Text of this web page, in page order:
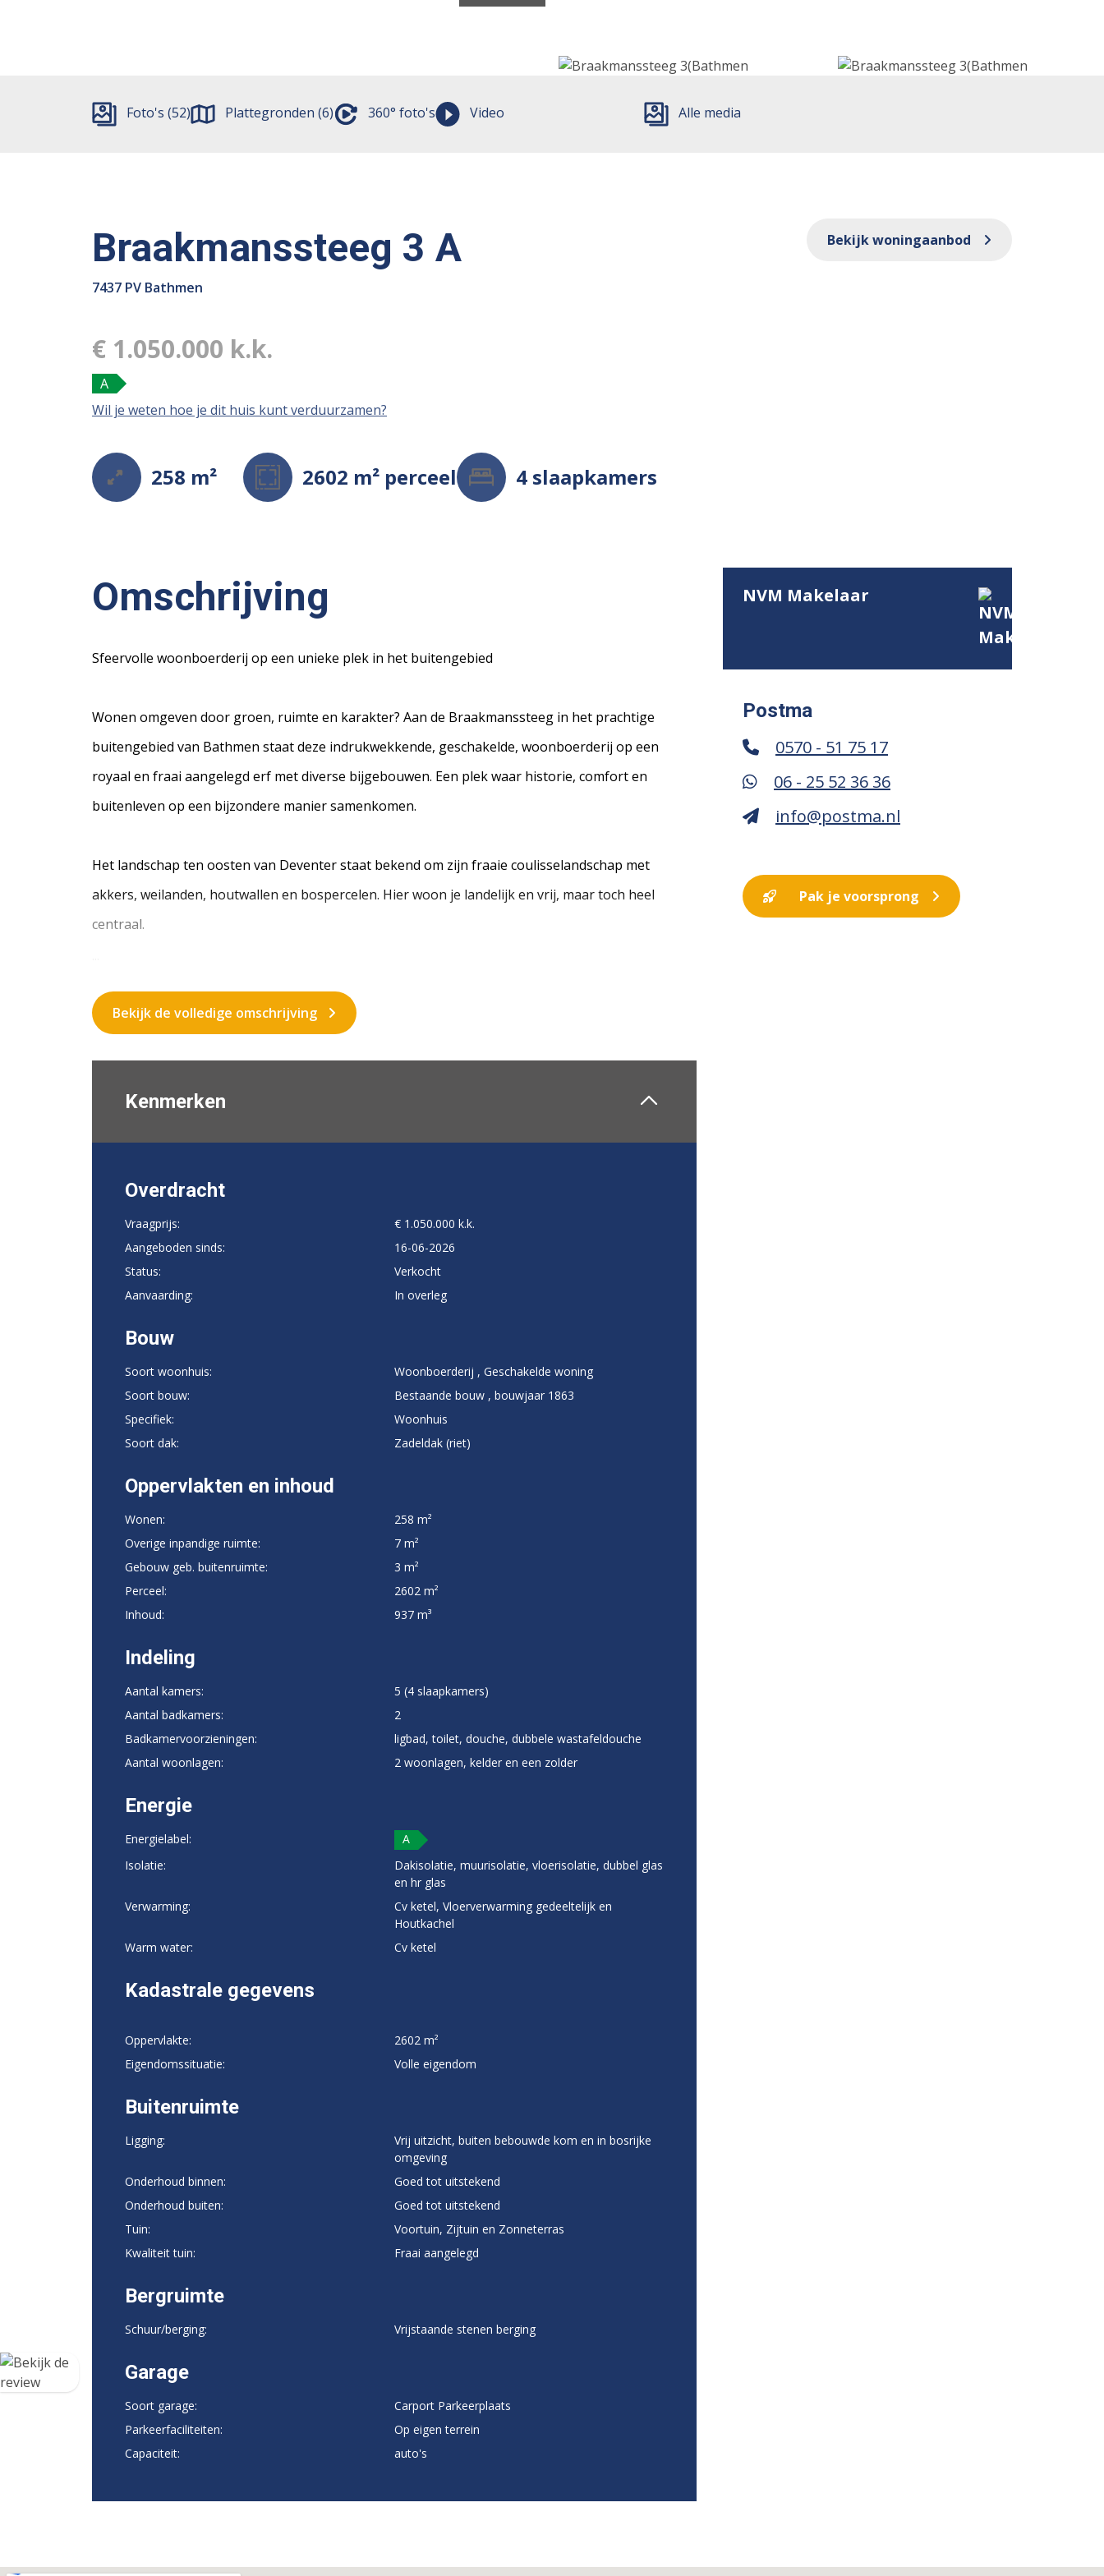
Foto's (52) Plattegronden (6) 360° foto's Video Alle media
Braakmanssteeg 3 A
7437 PV Bathmen
€ 1.050.000 k.k.
A
Wil je weten hoe je dit huis kunt verduurzamen?
Bekijk woningaanbod
258 m² 2602 m² perceel 4 slaapkamers
Omschrijving
Sfeervolle woonboerderij op een unieke plek in het buitengebied
Wonen omgeven door groen, ruimte en karakter? Aan de Braakmanssteeg in het prachtige
buitengebied van Bathmen staat deze indrukwekkende, geschakelde, woonboerderij op een
royaal en fraai aangelegd erf met diverse bijgebouwen. Een plek waar historie, comfort en
buitenleven op een bijzondere manier samenkomen.
Het landschap ten oosten van Deventer staat bekend om zijn fraaie coulisselandschap met
akkers, weilanden, houtwallen en bospercelen. Hier woon je landelijk en vrij, maar toch heel
centraal.
Bekijk de volledige omschrijving
Kenmerken
Overdracht
Vraagprijs:
€ 1.050.000 k.k.
Aangeboden sinds:
16-06-2026
Status:
Verkocht
Aanvaarding:
In overleg
Bouw
Soort woonhuis:
Woonboerderij , Geschakelde woning
Soort bouw:
Bestaande bouw , bouwjaar 1863
Specifiek:
Woonhuis
Soort dak:
Zadeldak (riet)
Oppervlakten en inhoud
Wonen:
258 m²
Overige inpandige ruimte:
7 m²
Gebouw geb. buitenruimte:
3 m²
Perceel:
2602 m²
Inhoud:
937 m³
Indeling
Aantal kamers:
5 (4 slaapkamers)
Aantal badkamers:
2
Badkamervoorzieningen:
ligbad, toilet, douche, dubbele wastafeldouche
Aantal woonlagen:
2 woonlagen, kelder en een zolder
Energie
Energielabel:
A
Isolatie:
Dakisolatie, muurisolatie, vloerisolatie, dubbel glas
en hr glas
Verwarming:
Cv ketel, Vloerverwarming gedeeltelijk en
Houtkachel
Warm water:
Cv ketel
Kadastrale gegevens
Oppervlakte:
2602 m²
Eigendomssituatie:
Volle eigendom
Buitenruimte
Ligging:
Vrij uitzicht, buiten bebouwde kom en in bosrijke
omgeving
Onderhoud binnen:
Goed tot uitstekend
Onderhoud buiten:
Goed tot uitstekend
Tuin:
Voortuin, Zijtuin en Zonneterras
Kwaliteit tuin:
Fraai aangelegd
Bergruimte
Schuur/berging: Vrijstaande stenen berging
Garage
Soort garage:
Carport Parkeerplaats
Parkeerfaciliteiten:
Op eigen terrein
Capaciteit:
auto's
NVM Makelaar
Postma
0570 - 51 75 17
06 - 25 52 36 36
info@postma.nl
Pak je voorsprong